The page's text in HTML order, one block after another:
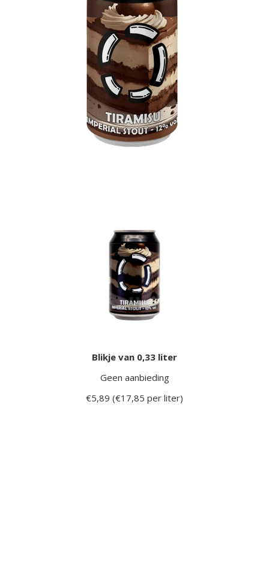
Blikje van 0,33 liter
Geen aanbieding
€5,89 (€17,85 per liter)